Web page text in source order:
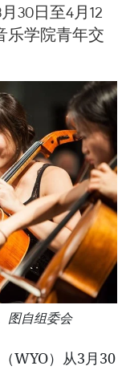
30日至4月12
乐学院青年交
图自组委会
WYO）从3月30